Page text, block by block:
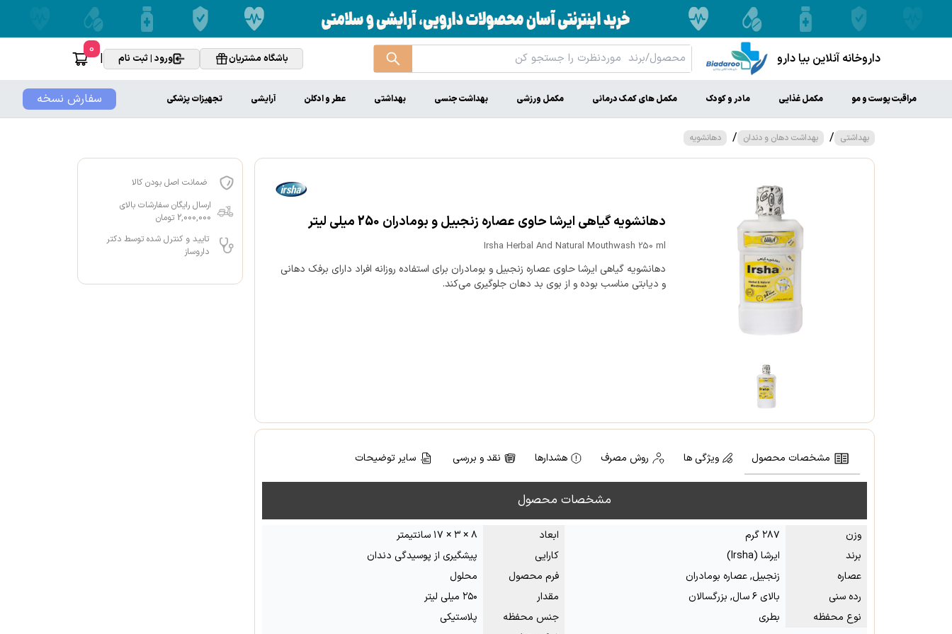
داروخانه آنلاین بیا دارو باشگاه مشتریان ورود | ثبت نام |
0
سفارش نسخه مراقبت پوست و مو مکمل غذایی مادر و کودک مکمل های کمک درمانی مکمل ورزشی بهداشت جنسی بهداشتی عطر و ادکلن آرایشی تجهیزات پزشکی
بهداشتی / بهداشت دهان و دندان / دهانشویه
دهانشویه گیاهی ایرشا حاوی عصاره زنجبیل و بومادران 250 میلی لیتر
Irsha Herbal And Natural Mouthwash 250 ml
دهانشویه گیاهی ایرشا حاوی عصاره زنجبیل و بومادران برای استفاده روزانه افراد دارای برفک دهانی
و دیابتی مناسب بوده و از بوی بد دهان جلوگیری می‌کند.
مشخصات محصول ویژگی ها روش مصرف هشدارها نقد و بررسی سایر توضیحات
مشخصات محصول
وزن ۲۸۷ گرم ابعاد
۸ × ۳ × ۱۷ سانتیمتر
برند
ایرشا (Irsha) کارایی
پیشگیری از پوسیدگی دندان
عصاره
زنجبیل, عصاره بومادران فرم محصول
محلول
رده سنی
بالای ۶ سال, بزرگسالان مقدار
۲۵۰ میلی لیتر
نوع محفظه
بطری جنس محفظه
پلاستیکی
ضمانت اصل بودن کالا
ارسال رایگان سفارشات بالای
2,000,000 تومان
تایید و کنترل شده توسط دکتر
داروساز